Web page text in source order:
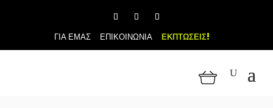
ΓΙΑ ΕΜΑΣ ΕΠΙΚΟΙΝΩΝΙΑ ΕΚΠΤΩΣΕΙΣ!